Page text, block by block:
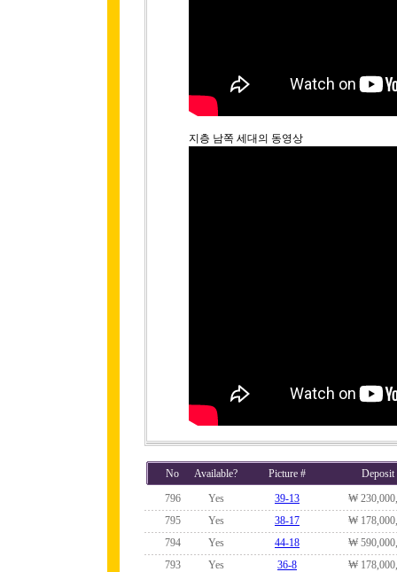
지층 남쪽 세대의 동영상
No Available? Picture #
Deposit
796
Yes 39-13
₩
795
Yes 38-17
₩
794
Yes 44-18
₩
793
Yes 36-8
₩